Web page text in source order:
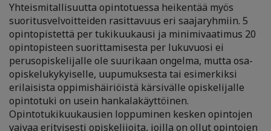
Yhteismitallisuutta opintotuessa heikentää myös
suoritusvelvoitteiden rasittavuus eri saajaryhmiin. 5
opintopistettä per tukikuukausi ja minimivaatimus 20
opintopisteen suorittamisesta per lukuvuosi ei
perusopiskelijalle ole suurikaan ongelma, mutta osa-
opiskelukykyiselle, uupumuksesta tai esimerkiksi
erilaisista oppimishäiriöistä kärsivälle opiskelijalle
opintotuki on usein hankalakäyttöinen.
Opintotukikuukausien loppuminen kesken opintojen
vaivaa erityisesti opiskelijoita, joilla on ollut opintojen